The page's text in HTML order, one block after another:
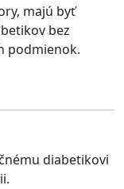
majú byť
bez
podmienok.
diabetikovi